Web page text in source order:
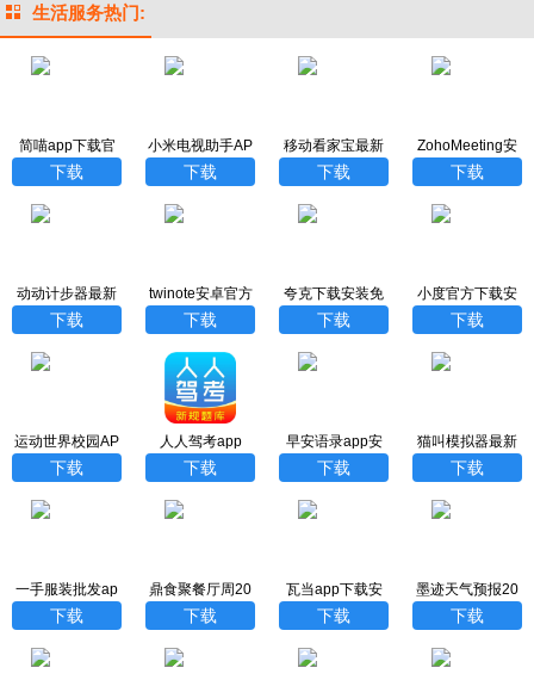
生活服务热门:
简喵app下载官
网
下载
小米电视助手AP
P最新版
下载
移动看家宝最新
版
下载
ZohoMeeting安
卓版
下载
动动计步器最新
版下载
下载
twinote安卓官方
版下载安装
下载
夸克下载安装免
费版
下载
小度官方下载安
装最新版
下载
运动世界校园AP
P
下载
人人驾考app
下载
早安语录app安
卓下载最新版
下载
猫叫模拟器最新
版
下载
一手服装批发ap
p下载安装手机版
下载
鼎食聚餐厅周20
23
下载
瓦当app下载安
卓版
下载
墨迹天气预报20
26免费下载
下载